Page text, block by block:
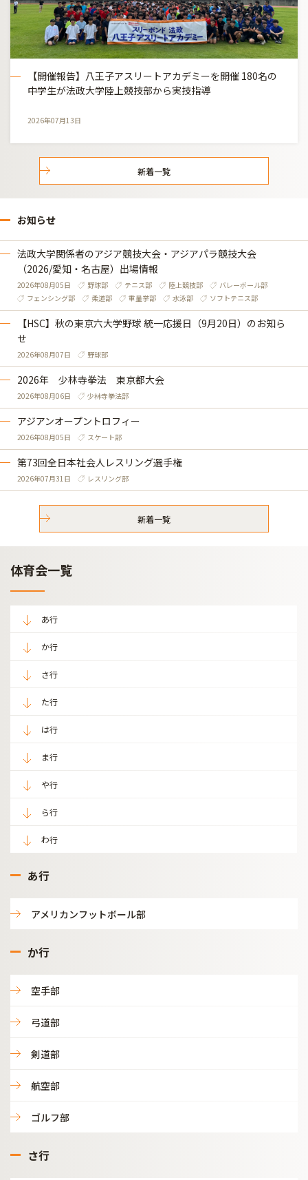
【開催報告】八王子アスリートアカデミーを開催 180名の
中学生が法政大学陸上競技部から実技指導
2026年07月13日
新着一覧
お知らせ
法政大学関係者のアジア競技大会・アジアパラ競技大会
（2026/愛知・名古屋）出場情報
2026年08月05日 野球部 テニス部 陸上競技部
バレーボール部
フェンシング部
柔道部 重量挙部 水泳部 ソフトテニス部
【HSC】秋の東京六大学野球 統一応援日（9月20日）のお知ら
せ
2026年08月07日 野球部
2026年 少林寺拳法 東京都大会
2026年08月06日 少林寺拳法部
アジアンオープントロフィー
2026年08月05日 スケート部
第73回全日本社会人レスリング選手権
2026年07月31日 レスリング部
新着一覧
体育会一覧
あ行
か行
さ行
た行
は行
ま行
や行
ら行
わ行
あ行
アメリカンフットボール部
か行
空手部
弓道部
剣道部
航空部
ゴルフ部
さ行